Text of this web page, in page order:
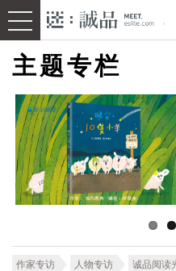
主题专栏
作家专访 人物专访 诚品阅读